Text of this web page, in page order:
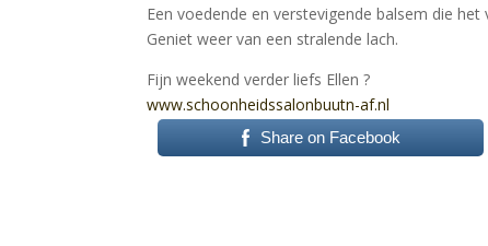
Een voedende en verstevigende balsem die
Geniet weer van een stralende lach.
Fijn weekend verder liefs Ellen?
www.schoonheidssalonbuutn-af.nl
Share on Facebook